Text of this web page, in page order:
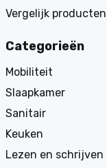
Vergelijk producten
Categorieën
Mobiliteit
Slaapkamer
Sanitair
Keuken
Lezen en schrijven